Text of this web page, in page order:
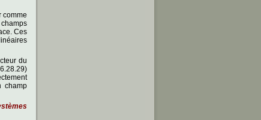
comme
Ces
du
champ